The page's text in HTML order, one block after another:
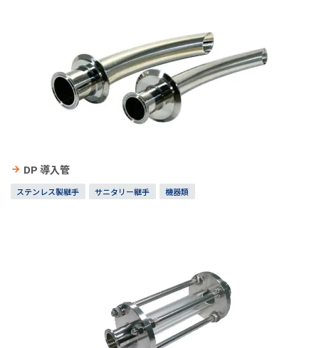
DP 導入管
ステンレス製継手 サニタリー継手 機器類